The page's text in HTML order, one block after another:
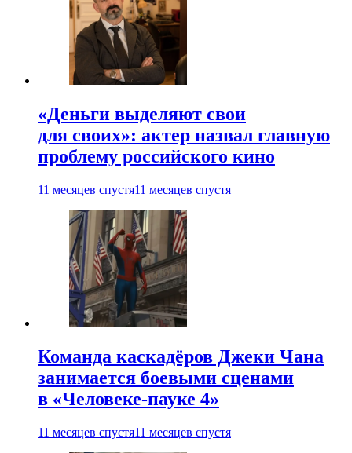
«Деньги выделяют свои
для своих»: актер назвал главную
проблему российского кино
11 месяцев спустя11 месяцев спустя
Команда каскадёров Джеки Чана
занимается боевыми сценами
в «Человеке-пауке 4»
11 месяцев спустя11 месяцев спустя